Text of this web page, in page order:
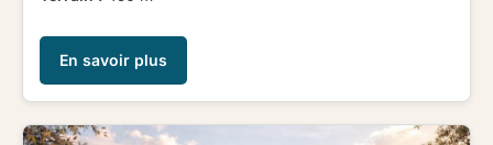
En savoir plus